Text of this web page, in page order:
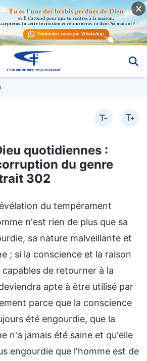
quotidiennes :
du genre
302
du tempérament
n'est rien de plus que sa
sa nature malveillante et
; si la conscience et la raison
de retourner à la
apte à être utilisé par
parce que la conscience
été engourdie, que la
n'a jamais été saine et qu'elle
engourdie que l'homme est de